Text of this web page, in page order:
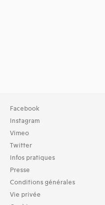
Facebook
Instagram
Vimeo
Twitter
Infos pratiques
Presse
Conditions générales
Vie privée